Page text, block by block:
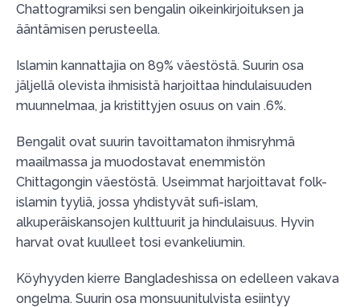
Chattogramiksi sen bengalin oikeinkirjoituksen ja
ääntämisen perusteella.
Islamin kannattajia on 89% väestöstä. Suurin osa
jäljellä olevista ihmisistä harjoittaa hindulaisuuden
muunnelmaa, ja kristittyjen osuus on vain .6%.
Bengalit ovat suurin tavoittamaton ihmisryhmä
maailmassa ja muodostavat enemmistön
Chittagongin väestöstä. Useimmat harjoittavat folk-
islamin tyyliä, jossa yhdistyvät sufi-islam,
alkuperäiskansojen kulttuurit ja hindulaisuus. Hyvin
harvat ovat kuulleet tosi evankeliumin.
Köyhyyden kierre Bangladeshissa on edelleen vakava
ongelma. Suurin osa monsuunitulvista esiintyy